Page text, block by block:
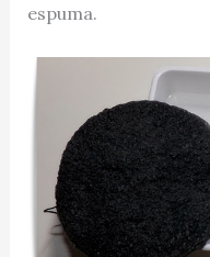
espuma.